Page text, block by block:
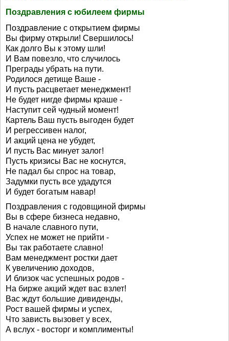
Поздравления с юбилеем фирмы
Поздравление с открытием фирмы
Вы фирму открыли! Свершилось!
Как долго Вы к этому шли!
И Вам повезло, что случилось
Преграды убрать на пути.
Родилося детище Ваше -
И пусть расцветает менеджмент!
Не будет нигде фирмы краше -
Наступит сей чудный момент!
Картель Ваш пусть выгоден будет
И регрессивен налог,
И акций цена не убудет,
И пусть Вас минует залог!
Пусть кризисы Вас не коснутся,
Не падал бы спрос на товар,
Задумки пусть все удадутся
И будет богатым навар!
Поздравления с годовщиной фирмы
Вы в сфере бизнеса недавно,
В начале славного пути,
Успех не может не прийти -
Вы так работаете славно!
Вам менеджмент ростки дает
К увеличению доходов,
И близок час успешных родов -
На бирже акций ждет вас взлет!
Вас ждут большие дивиденды,
Рост вашей фирмы и успех,
Что зависть вызовет у всех,
А вслух - восторг и комплименты!